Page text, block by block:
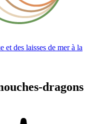
et des laisses de mer à la
dragons